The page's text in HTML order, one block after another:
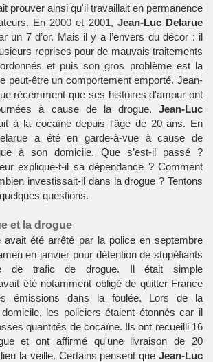
prouver ainsi qu'il travaillait en permanence
En 2000 et 2001, Jean-Luc Delarue
un 7 d’or. Mais il y a l’envers du décor : il
reprises pour de mauvais traitements
et puis son gros problème est la
peut-être un comportement emporté. Jean-
récemment que ses histoires d'amour ont
à cause de la drogue. Jean-Luc
à la cocaïne depuis l'âge de 20 ans. En
a été en garde-à-vue à cause de
à son domicile. Que s’est-il passé ?
explique-t-il sa dépendance ? Comment
investissait-il dans la drogue ? Tentons
questions.
et la drogue
avait été arrêté par la police en septembre
en janvier pour détention de stupéfiants
de trafic de drogue. Il était simple
été notamment obligé de quitter France
émissions dans la foulée. Lors de la
les policiers étaient étonnés car il
quantités de cocaïne. Ils ont recueilli 16
et ont affirmé qu'une livraison de 20
la veille. Certains pensent que Jean-Luc